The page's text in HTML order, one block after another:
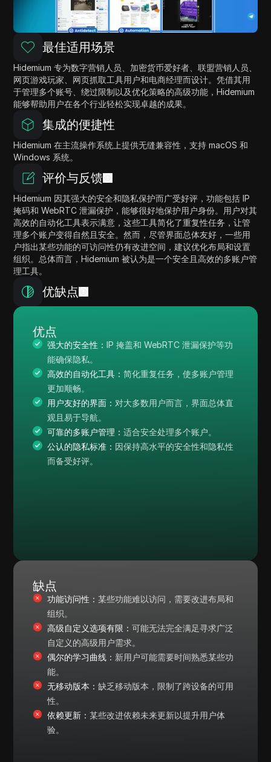
最佳适用场景
Hidemium 专为数字营销人员、加密货币爱好者、联盟营销人员、
网页游戏玩家、网页抓取工具用户和电商经理而设计。凭借其用
于管理多个账号、绕过限制以及优化策略的高级功能，Hidemium
能够帮助用户在各个行业轻松实现卓越的成果。
集成的便捷性
Hidemium 在主流操作系统上提供无缝兼容性，支持 macOS 和
Windows 系统。
评价与反馈
Hidemium 因其强大的安全和隐私保护而广受好评，功能包括 IP
掩码和 WebRTC 泄漏保护，能够很好地保护用户身份。用户对其
高效的自动化工具表示满意，这些工具简化了重复性任务，让管
理多个账户变得自然且安全。然而，尽管界面总体友好，一些用
户指出某些功能的可访问性仍有改进空间，建议优化布局和设置
组织。总体而言，Hidemium 被认为是一个安全且高效的多账户管
理工具。
优缺点
优点
强大的安全性：IP 掩盖和 WebRTC 泄漏保护等功
能确保隐私。
高效的自动化工具：简化重复任务，使多账户管理
更加顺畅。
用户友好的界面： 对大多数用户而言，界面总体直
观且易于导航。
可靠的多账户管理：适合安全处理多个账户。
公认的隐私标准： 因保持高水平的安全性和隐私性
而备受好评。
缺点
功能访问性：某些功能难以访问，需要改进布局和
组织。
高级自定义选项有限：可能无法完全满足寻求广泛
自定义的高级用户需求。
偶尔的学习曲线： 新用户可能需要时间熟悉某些功
能。
无移动版本：缺乏移动版本，限制了跨设备的可用
性。
依赖更新：某些改进依赖未来更新以提升用户体
验。